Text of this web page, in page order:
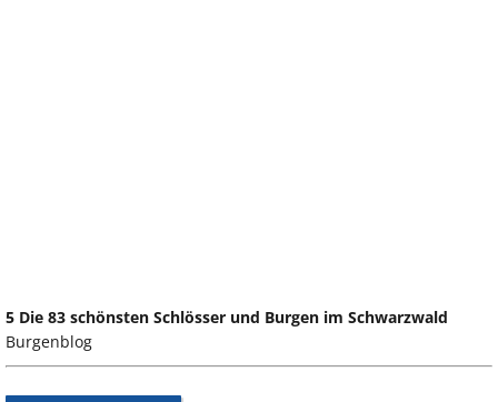
5 Die 83 schönsten Schlösser und Burgen im Schwarzwald
Burgenblog